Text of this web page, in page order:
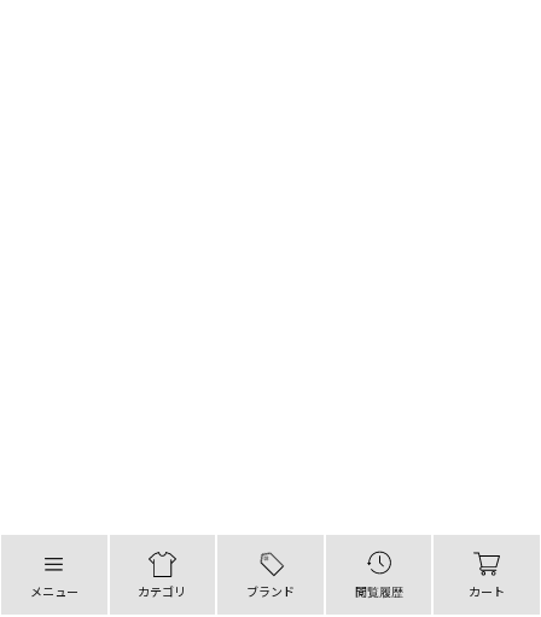
メニュー カテゴリ ブランド 閲覧履歴 カート